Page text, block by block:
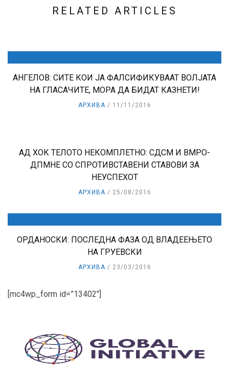
RELATED ARTICLES
АНГЕЛОВ: СИТЕ КОИ ЈА ФАЛСИФИКУВААТ ВОЛЈАТА
НА ГЛАСАЧИТЕ, МОРА ДА БИДАТ КАЗНЕТИ!
АРХИВА 11/11/2016
АД ХОК ТЕЛОТО НЕКОМПЛЕТНО: СДСМ И ВМРО-
ДПМНЕ СО СПРОТИВСТАВЕНИ СТАВОВИ ЗА
НЕУСПЕХОТ
АРХИВА 25/08/2016
ОРДАНОСКИ: ПОСЛЕДНА ФАЗА ОД ВЛАДЕЕЊЕТО
НА ГРУЕВСКИ
АРХИВА 23/03/2016
[mc4wp_form id=”13402″]